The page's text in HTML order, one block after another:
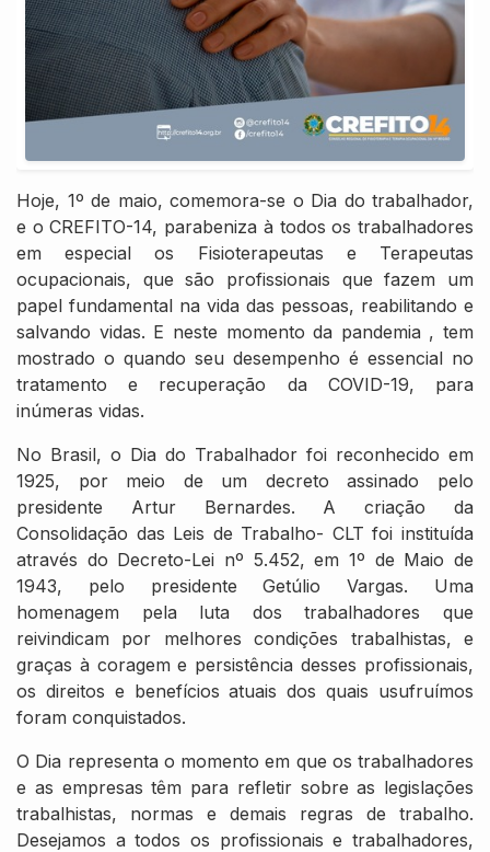
Hoje, 1º de maio, comemora-se o Dia do trabalhador,
e o CREFITO-14, parabeniza à todos os trabalhadores
em especial os Fisioterapeutas e Terapeutas
ocupacionais, que são profissionais que fazem um
papel fundamental na vida das pessoas, reabilitando e
salvando vidas. E neste momento da pandemia , tem
mostrado o quando seu desempenho é essencial no
tratamento e recuperação da COVID-19, para
inúmeras vidas.
No Brasil, o Dia do Trabalhador foi reconhecido em
1925, por meio de um decreto assinado pelo
presidente Artur Bernardes. A criação da
Consolidação das Leis de Trabalho- CLT foi instituída
através do Decreto-Lei nº 5.452, em 1º de Maio de
1943, pelo presidente Getúlio Vargas. Uma
homenagem pela luta dos trabalhadores que
reivindicam por melhores condições trabalhistas, e
graças à coragem e persistência desses profissionais,
os direitos e benefícios atuais dos quais usufruímos
foram conquistados.
O Dia representa o momento em que os trabalhadores
e as empresas têm para refletir sobre as legislações
trabalhistas, normas e demais regras de trabalho.
Desejamos a todos os profissionais e trabalhadores,